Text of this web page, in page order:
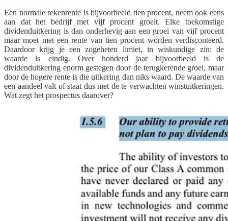
Een normale rekenrente is bijvoorbeeld tien procent, neem ook eens
aan dat het bedrijf met vijf procent groeit. Elke toekomstige
dividenduitkering is dan onderhevig aan een groei van vijf procent
maar moet met een rente van tien procent worden verdisconteerd.
Daardoor krijg je een zogeheten limiet, in wiskundige zin: de
waarde is eindig. Over honderd jaar bijvoorbeeld is de
dividenduitkering enorm gestegen door de terugkerende groei, maar
door de hogere rente is die uitkering dan niks waard. De waarde van
een aandeel valt of staat dus met de te verwachten winstuitkeringen.
Wat zegt het prospectus daarover?